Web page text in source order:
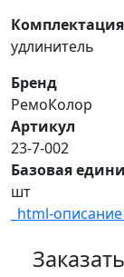
удлинитель
Бренд
РемоКолор
Артикул
23-7-002
Базовая
шт
_html-